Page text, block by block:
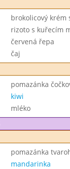
brokolicový krém
rizoto s kuřecím
červená řepa
čaj
pomazánka
kiwi
mléko
pomazánka
mandarinka